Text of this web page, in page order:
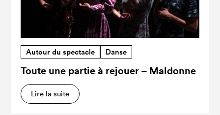
Autour du spectacle Danse
Toute une partie à rejouer – Maldonne
Lire la suite